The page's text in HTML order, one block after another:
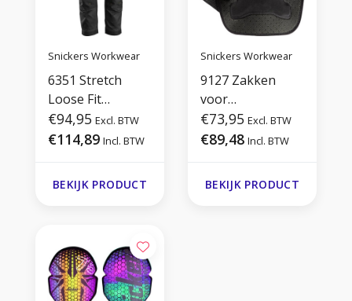
Snickers Workwear
6351 Stretch
Loose Fit
Werkbroek+
€94,95 Excl. BTW
€114,89 Incl. BTW
BEKIJK PRODUCT
Snickers Workwear
9127 Zakken
voor
Kniebeschermers
€73,95 Excl. BTW
€89,48 Incl. BTW
BEKIJK PRODUCT